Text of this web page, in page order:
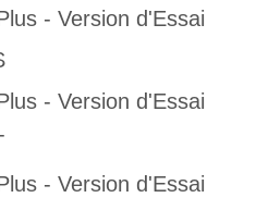
- Version d'Essai
- Version d'Essai
- Version d'Essai